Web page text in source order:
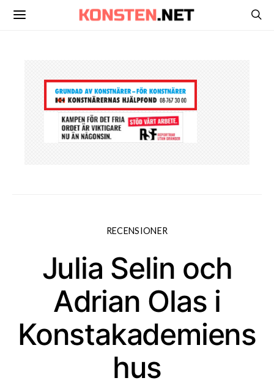
RECENSIONER
Julia Selin och
Adrian Olas i
Konstakademiens
hus